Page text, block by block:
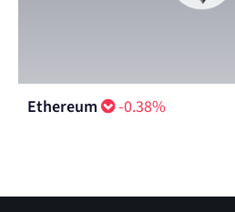
Ethereum -0.38%